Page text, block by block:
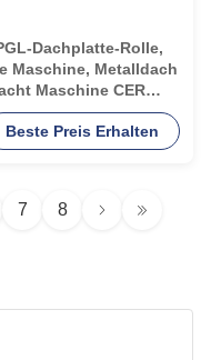
Dachplatte-Rolle,
Maschine, Metalldach
Maschine CER
bildet
Beste Preis Erhalten
7 8